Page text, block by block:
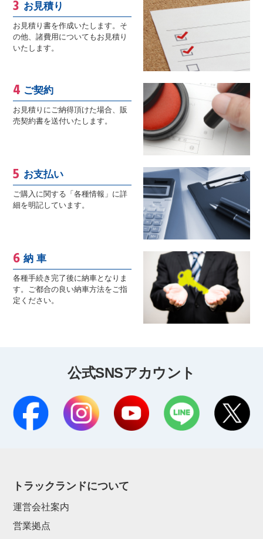
お見積り
お見積り書を作成いたします。そ
の他、諸費用についてもお見積り
いたします。
ご契約
お見積りにご納得頂けた場合、販
売契約書を送付いたします。
お支払い
ご購入に関する「各種情報」に詳
細を明記しています。
納 車
各種手続き完了後に納車となりま
す。ご都合の良い納車方法をご指
定ください。
公式SNSアカウント
トラックランドについて
運営会社案内
営業拠点